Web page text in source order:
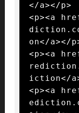
</a></p>
<p><a
on</a></
<p><a
iction</
<p><a